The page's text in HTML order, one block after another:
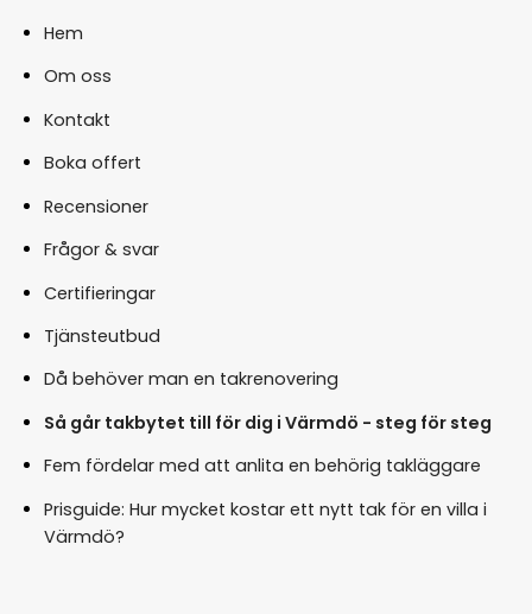
Hem
Om oss
Kontakt
Boka offert
Recensioner
Frågor & svar
Certifieringar
Tjänsteutbud
Då behöver man en takrenovering
Så går takbytet till för dig i Värmdö - steg för steg
Fem fördelar med att anlita en behörig takläggare
Prisguide: Hur mycket kostar ett nytt tak för en villa i
Värmdö?